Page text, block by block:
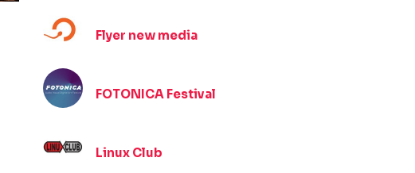
Flyer new media
FOTONICA Festival
Linux Club